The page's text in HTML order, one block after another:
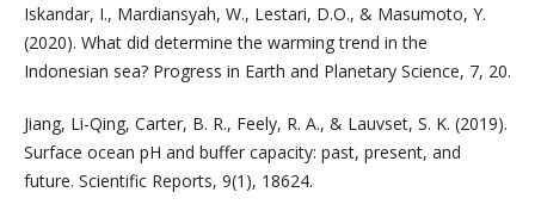
Iskandar, I., Mardiansyah, W., Lestari, D.O., & Masumoto, Y.
(2020). What did determine the warming trend in the
Indonesian sea? Progress in Earth and Planetary Science, 7, 20.
Jiang, Li-Qing, Carter, B. R., Feely, R. A., & Lauvset, S. K. (2019).
Surface ocean pH and buffer capacity: past, present, and
future. Scientific Reports, 9(1), 18624.